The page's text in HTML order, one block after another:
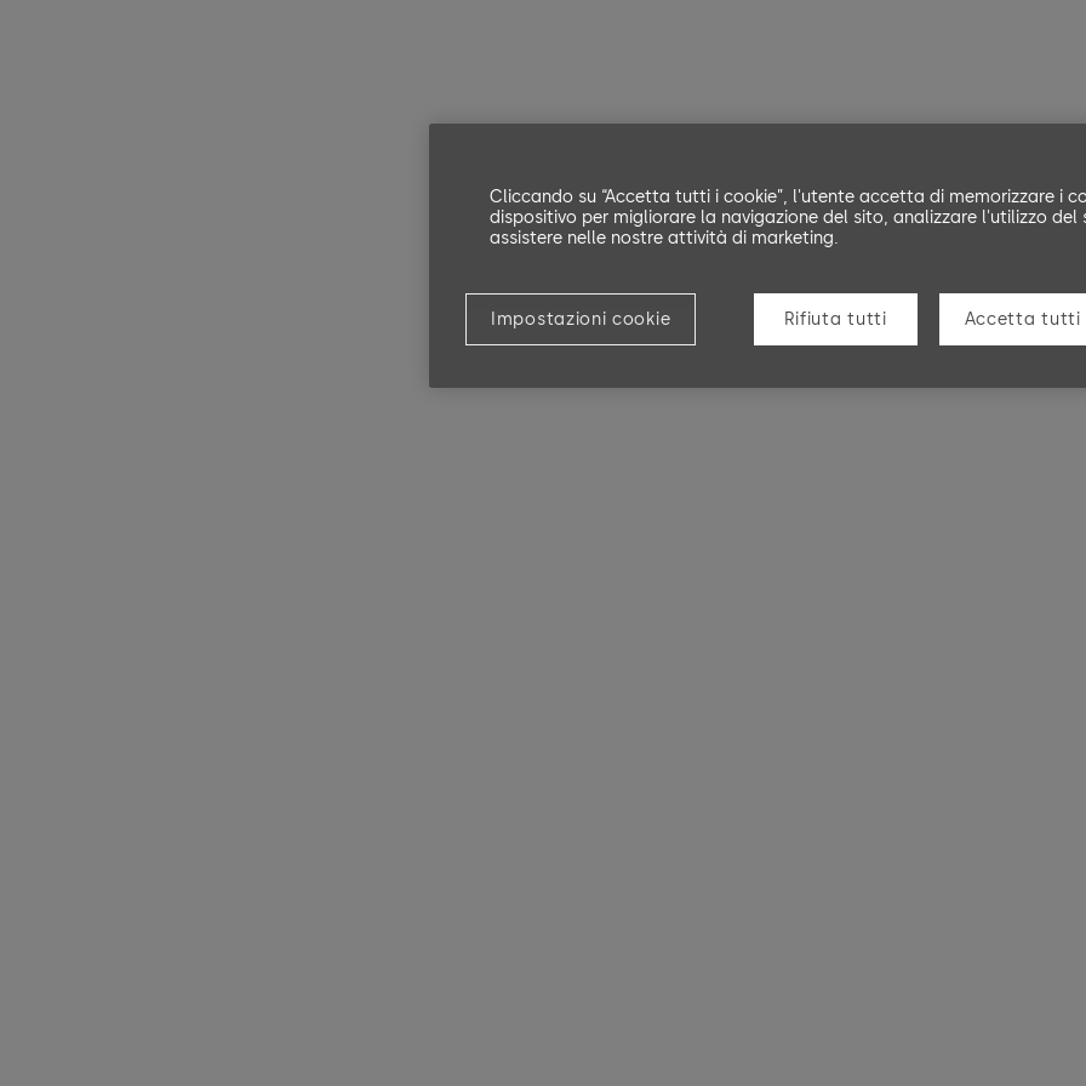
Cliccando su “Accetta tutti i cookie”, l'utente accetta di memorizzare i
dispositivo per migliorare la navigazione del sito, analizzare l'utilizzo del
assistere nelle nostre attività di marketing.
Impostazioni cookie Rifiuta tutti Accetta tutti